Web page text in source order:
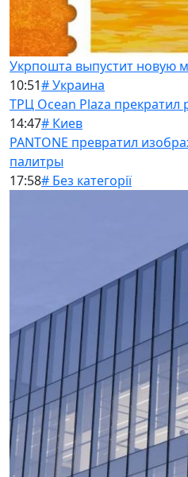
Укрпошта выпустит новую
10:51# Украина
ТРЦ Ocean Plaza прекратил
14:47# Киев
PANTONE превратил
палитры
17:58# Без категорії